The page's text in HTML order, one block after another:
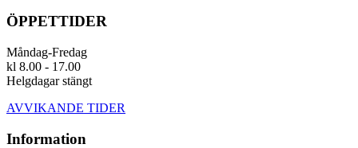
ÖPPETTIDER
Måndag-Fredag
kl 8.00 - 17.00
Helgdagar stängt
AVVIKANDE TIDER
Information